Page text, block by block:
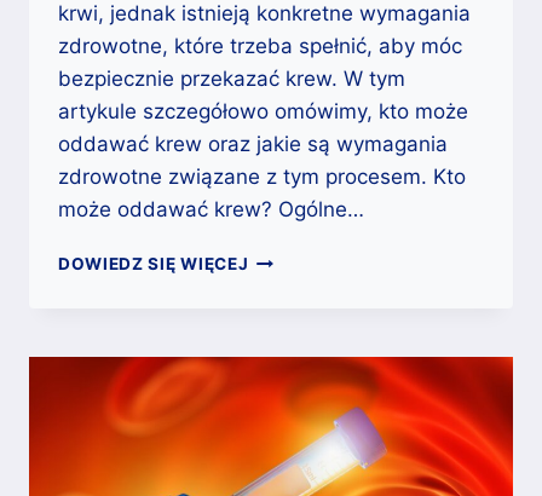
krwi, jednak istnieją konkretne wymagania
zdrowotne, które trzeba spełnić, aby móc
bezpiecznie przekazać krew. W tym
artykule szczegółowo omówimy, kto może
oddawać krew oraz jakie są wymagania
zdrowotne związane z tym procesem. Kto
może oddawać krew? Ogólne…
DOWIEDZ SIĘ WIĘCEJ KTO
I
JAKIE
WYMAGANIA
ZDROWOTNE?